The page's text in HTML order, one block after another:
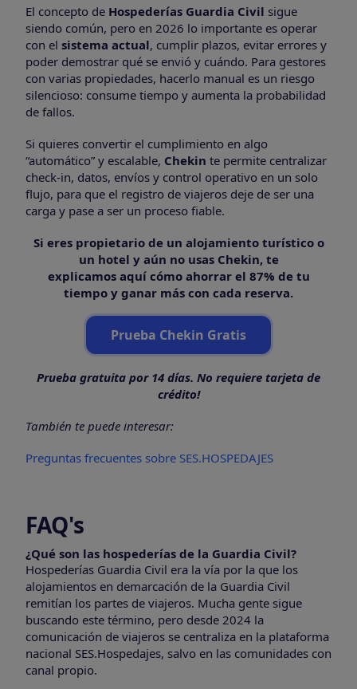
El concepto de Hospederías Guardia Civil sigue
siendo común, pero en 2026 lo importante es operar
con el sistema actual, cumplir plazos, evitar errores y
poder demostrar qué se envió y cuándo. Para gestores
con varias propiedades, hacerlo manual es un riesgo
silencioso: consume tiempo y aumenta la probabilidad
de fallos.
Si quieres convertir el cumplimiento en algo
“automático” y escalable, Chekin te permite centralizar
check-in, datos, envíos y control operativo en un solo
flujo, para que el registro de viajeros deje de ser una
carga y pase a ser un proceso fiable.
Si eres propietario de un alojamiento turístico o
un hotel y aún no usas Chekin, te
explicamos aquí cómo ahorrar el 87% de tu
tiempo y ganar más con cada reserva.
Prueba Chekin Gratis
Prueba gratuita por 14 días. No requiere tarjeta de
crédito!
También te puede interesar:
Preguntas frecuentes sobre SES.HOSPEDAJES
FAQ's
¿Qué son las hospederías de la Guardia Civil?
Hospederías Guardia Civil era la vía por la que los
alojamientos en demarcación de la Guardia Civil
remitían los partes de viajeros. Mucha gente sigue
buscando este término, pero desde 2024 la
comunicación de viajeros se centraliza en la plataforma
nacional SES.Hospedajes, salvo en las comunidades con
canal propio.